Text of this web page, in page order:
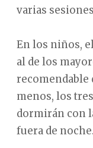
varias
En los niños,
al de los
recomendable
menos, los
dormirán con
fuera de noche.